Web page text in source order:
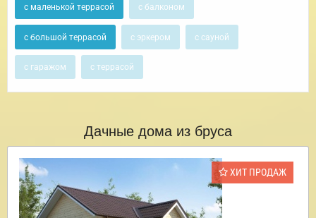
с маленькой террасой с балконом
с большой террасой с эркером с сауной
с гаражом с террасой
Дачные дома из бруса
ХИТ ПРОДАЖ